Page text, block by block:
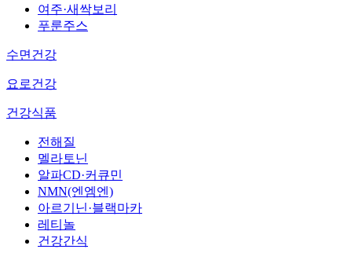
여주·새싹보리
푸룬주스
수면건강
요로건강
건강식품
전해질
멜라토닌
알파CD·커큐민
NMN(엔엠엔)
아르기닌·블랙마카
레티놀
건강간식